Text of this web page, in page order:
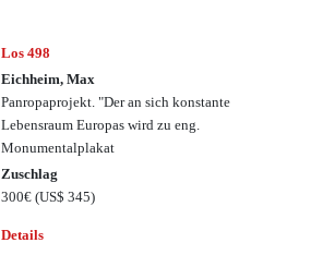
Los 498
Eichheim, Max
Panropaprojekt. "Der an sich konstante
Lebensraum Europas wird zu eng.
Monumentalplakat
Zuschlag
300€(US$ 345)
Details